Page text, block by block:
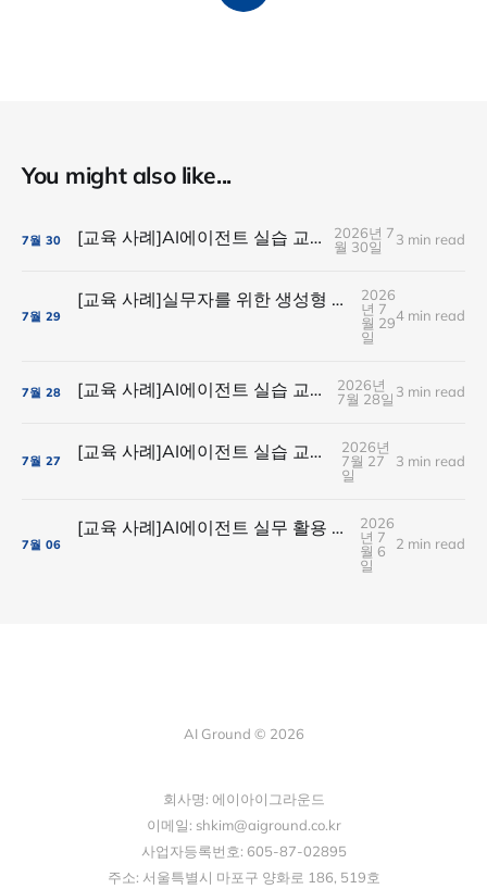
You might also like...
7월 30 [교육 사례]AI에이전트 실습 교육(SK플래닛)
2026년 7
월 30일
3 min read
7월 29
[교육 사례]실무자를 위한 생성형 AI실습 교육(현대경제연구원)
2026
년 7
월 29
일
4 min read
7월 28 [교육 사례]AI에이전트 실습 교육(유니드컴즈)
2026년
7월 28일 3 min read
7월 27 [교육 사례]AI에이전트 실습 교육(ABL생명보험)
2026년
7월 27
일
3 min read
7월 06
[교육 사례]AI에이전트 실무 활용 실습(아이스크림미디어)
2026
년 7
월 6
일
2 min read
AI Ground © 2026
회사명: 에이아이그라운드
이메일: shkim@aiground.co.kr
사업자등록번호: 605-87-02895
주소: 서울특별시 마포구 양화로 186, 519호